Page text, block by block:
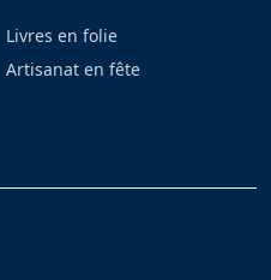
Livres en folie
Artisanat en fête